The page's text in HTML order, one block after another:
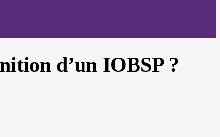
d’un IOBSP ?